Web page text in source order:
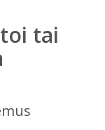
tai